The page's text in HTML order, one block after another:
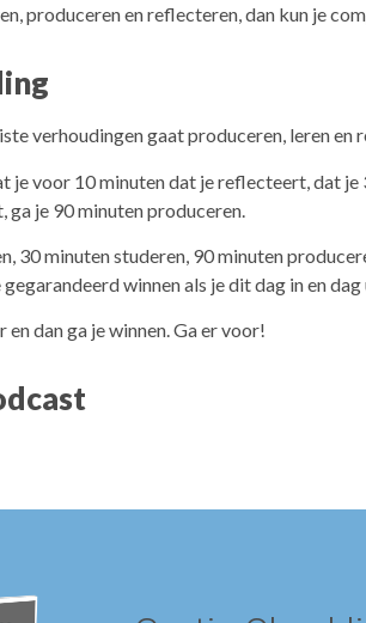
produceren en reflecteren, dan kun je
verhoudingen gaat produceren, leren en
je voor 10 minuten dat je reflecteert, dat je
ga je 90 minuten produceren.
30 minuten studeren, 90 minuten
winnen als je dit dag in en
dan ga je winnen. Ga er voor!